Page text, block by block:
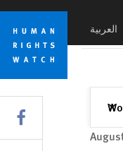
Skip
cookie
privacy
notice
Skip
main
content
العربية
✕
Share this via